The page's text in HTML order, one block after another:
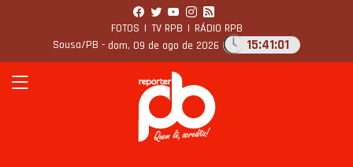
FOTOS | TV RPB | RÁDIO RPB
Sousa/PB - dom, 09 de ago de 2026 15:41:02